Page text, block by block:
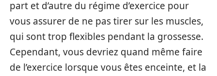
part et d’autre du régime d’exercice pour
vous assurer de ne pas tirer sur les muscles,
qui sont trop flexibles pendant la grossesse.
Cependant, vous devriez quand même faire
de l’exercice lorsque vous êtes enceinte, et la